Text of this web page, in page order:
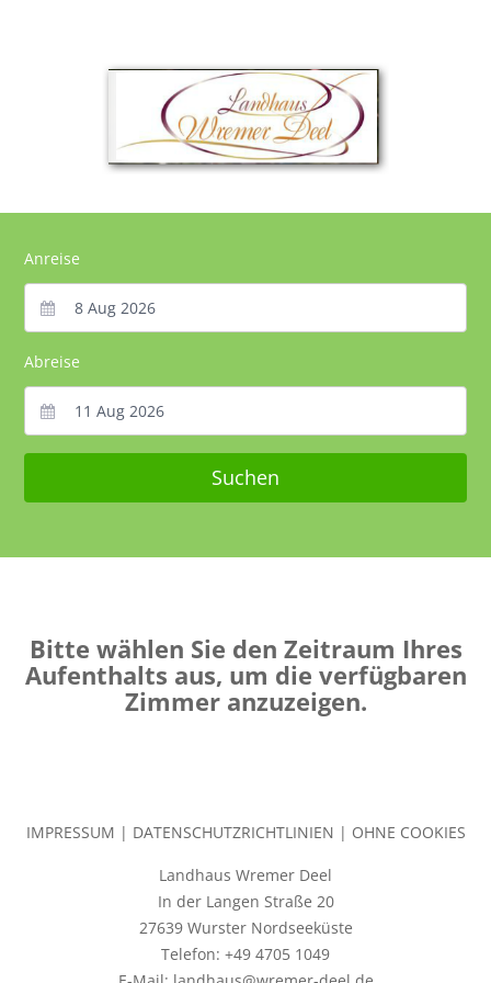
Anreise
Abreise
Bitte wählen Sie den Zeitraum Ihres
Aufenthalts aus, um die verfügbaren
Zimmer anzuzeigen.
IMPRESSUM | DATENSCHUTZRICHTLINIEN | OHNE COOKIES
Landhaus Wremer Deel
In der Langen Straße 20
27639 Wurster Nordseeküste
Telefon: +49 4705 1049